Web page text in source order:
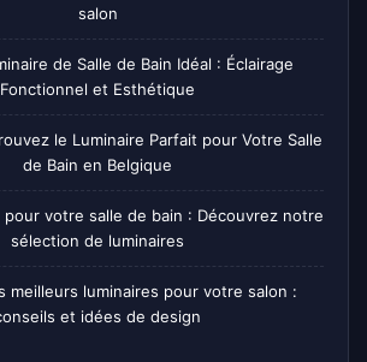
salon
de Salle de Bain Idéal : Éclairage
Fonctionnel et Esthétique
le Luminaire Parfait pour Votre Salle
de Bain en Belgique
pour votre salle de bain : Découvrez notre
sélection de luminaires
meilleurs luminaires pour votre salon :
et idées de design